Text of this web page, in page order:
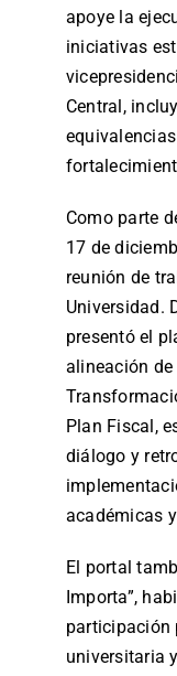
apoye la
iniciativas
Central,
Como parte
17 de
reunión de
Universidad.
presentó el
alineación
Plan Fiscal,
diálogo y
académicas
El portal
Importa”,
participación
universitaria